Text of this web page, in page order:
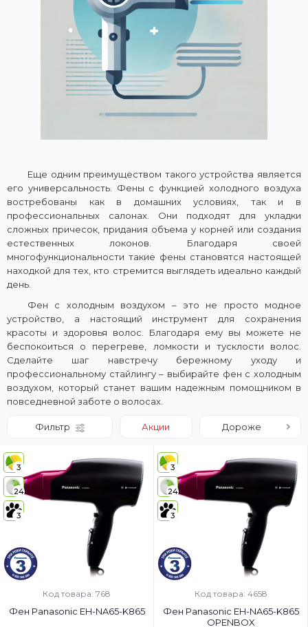
Еще одним преимуществом такого устройства является
его универсальность. Фены с функцией холодного воздуха
востребованы как в домашних условиях, так и в
профессиональных салонах. Они подходят для укладки
сложных причесок, придания объема у корней или создания
естественных локонов. Благодаря своей
многофункциональности такие фены становятся настоящей
находкой для тех, кто стремится выглядеть идеально каждый
день.
Фен с холодным воздухом – это не просто модное
устройство, а настоящий инструмент для сохранения
красоты и здоровья волос. Благодаря ему вы можете не
беспокоиться о перегреве, ломкости и тусклости волос.
Сделайте шаг навстречу бережному уходу и
профессиональному стайлингу – выбирайте фен с холодным
воздухом, который станет вашим надежным помощником в
повседневной заботе о волосах.
Фильтр Акции Дороже
3
24
3
Код товара: 768
Фен Panasonic EH-NA65-K865
3
24
3
Код товара: 4658
Фен Panasonic EH-NA65-K865
OPENBOX